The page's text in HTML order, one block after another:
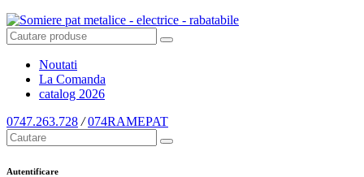
Noutati
La Comanda
catalog 2026
0747.263.728 / 074RAMEPAT
Autentificare